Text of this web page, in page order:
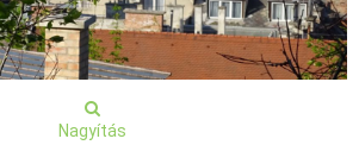
Nagyítás